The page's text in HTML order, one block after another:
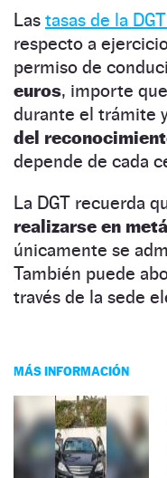
Las tasas de la
respecto a
permiso de
euros, importe
durante el trámite
del
depende de cada
La DGT recuerda
realizarse en
únicamente se
También puede
través de la sede
MÁS INFORMACIÓN